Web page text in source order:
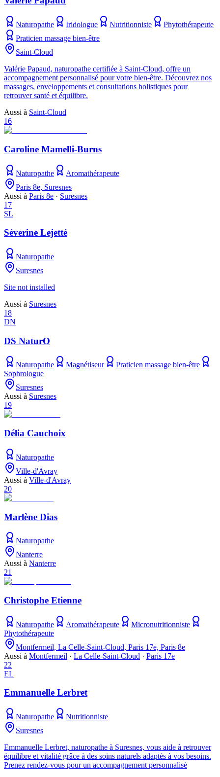
Naturopathe Iridologue Nutritionniste
Phytothérapeute
Praticien massage bien-être
Saint-Cloud
Valérie Papaud, naturopathe certifiée à Saint-Cloud, offre un
accompagnement personnalisé pour votre bien-être. Découvrez nos
massages, enveloppements et consultations holistiques pour
retrouver santé et équilibre.
Aussi à Saint-Cloud
16
Caroline Mamelli-Burns
Naturopathe
Aromathérapeute
Paris 8e, Suresnes
Aussi à Paris 8e · Suresnes
17
SL
Séverine Lejetté
Naturopathe
Suresnes
Site not installed
Aussi à Suresnes
18
DN
DS NaturO
Naturopathe Magnétiseur
Praticien massage bien-être
Sophrologue
Suresnes
Aussi à Suresnes
19
Délia Cauchoix
Naturopathe
Ville-d'Avray
Aussi à Ville-d'Avray
20
Marlène Dias
Naturopathe
Nanterre
Aussi à Nanterre
21
Christophe Etienne
Naturopathe Aromathérapeute
Micronutritionniste
Phytothérapeute
Montfermeil, La Celle-Saint-Cloud, Paris 17e, Paris 8e
Aussi à Montfermeil · La Celle-Saint-Cloud · Paris 17e
22
EL
Emmanuelle Lerbret
Naturopathe
Nutritionniste
Suresnes
Emmanuelle Lerbret, naturopathe à Suresnes, vous aide à retrouver
équilibre et vitalité grâce à des soins naturels adaptés à vos besoins.
Prenez rendez-vous pour un accompagnement personnalisé